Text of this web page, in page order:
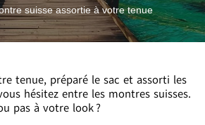
suisse assortie à votre tenue
tenue, préparé le sac et assorti les
hésitez entre les montres suisses.
pas à votre look ?